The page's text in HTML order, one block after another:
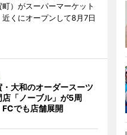
）がスーパーマーケット
近くにオープンして8月7日
・大和のオーダースーツ
店「ノーブル」が5周
でも店舗展開